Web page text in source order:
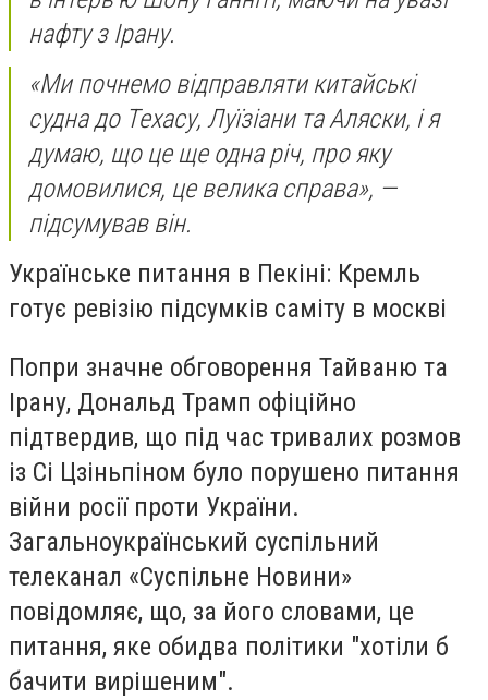
нафту з Ірану.
«Ми почнемо відправляти китайські
судна до Техасу, Луїзіани та Аляски, і я
думаю, що це ще одна річ, про яку
домовилися, це велика справа», —
підсумував він.
Українське питання в Пекіні: Кремль
готує ревізію підсумків саміту в москві
Попри значне обговорення Тайваню та
Ірану, Дональд Трамп офіційно
підтвердив, що під час тривалих розмов
із Сі Цзіньпіном було порушено питання
війни росії проти України.
Загальноукраїнський суспільний
телеканал «Суспільне Новини»
повідомляє, що, за його словами, це
питання, яке обидва політики "хотіли б
бачити вирішеним".